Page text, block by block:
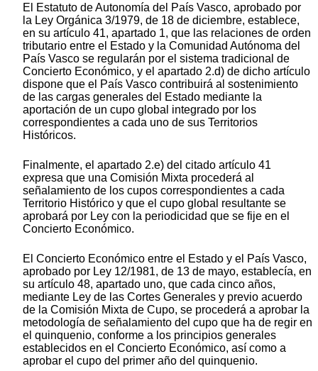
El Estatuto de Autonomía del País Vasco, aprobado por
la Ley Orgánica 3/1979, de 18 de diciembre, establece,
en su artículo 41, apartado 1, que las relaciones de orden
tributario entre el Estado y la Comunidad Autónoma del
País Vasco se regularán por el sistema tradicional de
Concierto Económico, y el apartado 2.d) de dicho artículo
dispone que el País Vasco contribuirá al sostenimiento
de las cargas generales del Estado mediante la
aportación de un cupo global integrado por los
correspondientes a cada uno de sus Territorios
Históricos.
Finalmente, el apartado 2.e) del citado artículo 41
expresa que una Comisión Mixta procederá al
señalamiento de los cupos correspondientes a cada
Territorio Histórico y que el cupo global resultante se
aprobará por Ley con la periodicidad que se fije en el
Concierto Económico.
El Concierto Económico entre el Estado y el País Vasco,
aprobado por Ley 12/1981, de 13 de mayo, establecía, en
su artículo 48, apartado uno, que cada cinco años,
mediante Ley de las Cortes Generales y previo acuerdo
de la Comisión Mixta de Cupo, se procederá a aprobar la
metodología de señalamiento del cupo que ha de regir en
el quinquenio, conforme a los principios generales
establecidos en el Concierto Económico, así como a
aprobar el cupo del primer año del quinquenio.